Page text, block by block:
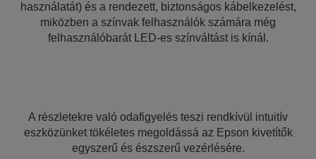
használatát) és a rendezett, biztonságos kábelkezelést,
miközben a színvak felhasználók számára még
felhasználóbarát LED-es színváltást is kínál.
A részletekre való odafigyelés teszi rendkívül intuitív
eszközünket tökéletes megoldássá az Epson kivetítők
egyszerű és észszerű vezérlésére.